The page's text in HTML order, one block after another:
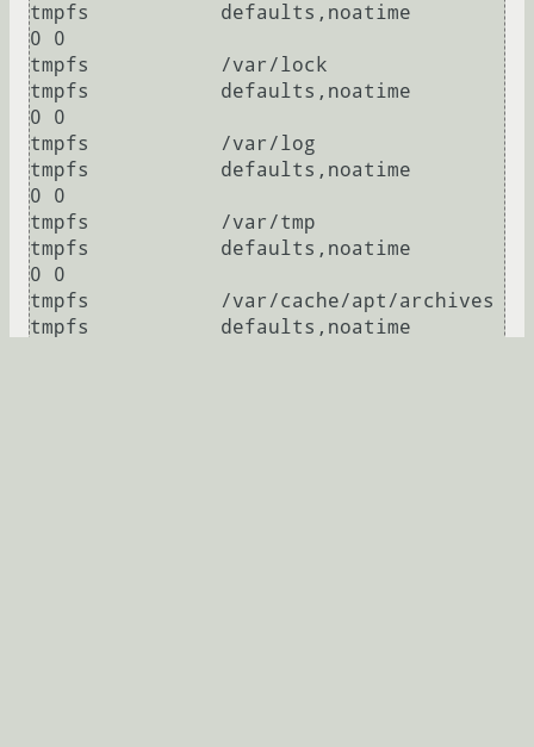
tmpfs           defaults,noatime
0 0
tmpfs           /var/lock
tmpfs           defaults,noatime
0 0
tmpfs           /var/log
tmpfs           defaults,noatime
0 0
tmpfs           /var/tmp
tmpfs           defaults,noatime
0 0
tmpfs           /var/cache/apt/archives
tmpfs           defaults,noatime